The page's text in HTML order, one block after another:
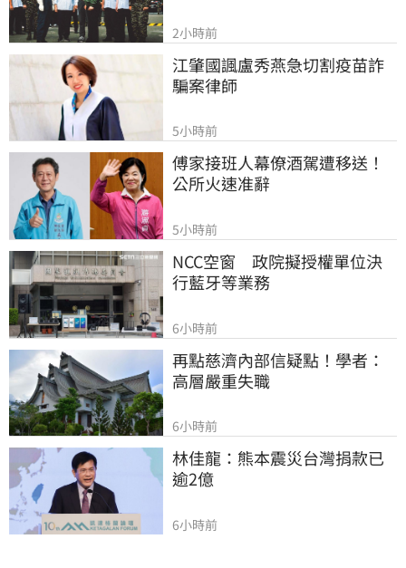
2小時前
江肇國諷盧秀燕急切割疫苗詐
騙案律師
5小時前
傅家接班人幕僚酒駕遭移送！
公所火速准辭
5小時前
NCC空窗　政院擬授權單位決
行藍牙等業務
6小時前
再點慈濟內部信疑點！學者：
高層嚴重失職
6小時前
林佳龍：熊本震災台灣捐款已
逾2億
6小時前